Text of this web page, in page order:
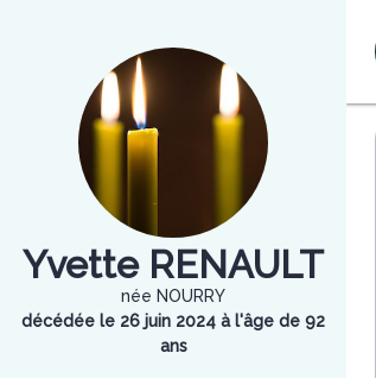
Yvette RENAULT
née NOURRY
décédée le 26 juin 2024 à l'âge de 92
ans